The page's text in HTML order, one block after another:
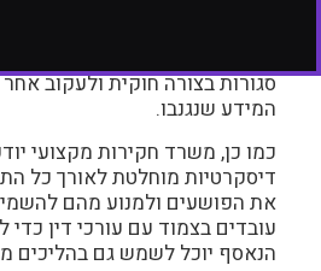
סגורות בצורה חוקית ולעקוב
המידע שנגנבו.
כמו כן, משרד חקירות מקצועי
דיסקרטיות מוחלטת לאורך כל
את הפושעים ולמנוע מהם
עובדים בצמוד עם עורכי דין
הנאסף יוכל לשמש גם בהליכים